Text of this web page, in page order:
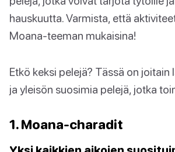
hauskuutta. Varmista, että
Moana-teeman mukaisina!
Etkö keksi pelejä? Tässä on joitain
ja yleisön suosimia pelejä, jotka
1. Moana-charadit